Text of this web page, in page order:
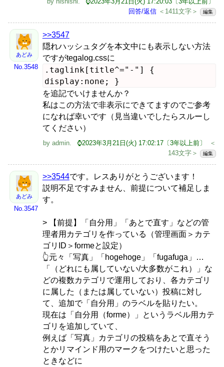
回答/返信 ＜1411文字＞ 編集
あどみ
No.3548
>>3547
隠れハッシュタグを本文中にも表示しない方法
ですがtegalog.cssに
.taglink[title^="-"] {
display:none; }
を追記でいけませんか？
私はこの方法で非表示にできてますのでご参考
になれば幸いです（見当違いでしたらスルーし
てください）
by admin. ⌚2023年3月21日(火) 17:02:17〔3年以上前〕
＜
143文字＞
編集
あどみ
No.3547
>>3544です。レスありがとうございます！
説明不足ですみません、前提について補足しま
す。
> 【前提】「自分用」「あとで直す」などの管
理者用カテゴリを作っている（管理画面＞カテ
ゴリID＞formeと設定）
👆元々「写真」「hogehoge」「fugafuga」…
「（どれにも属していない/大多数がこれ）」な
どの複数カテゴリで運用しており、各カテゴリ
に属した（または属していない）投稿に対し
て、追加で「自分用」のラベルを貼りたい。
現在は「自分用（forme）」というラベル用カテ
ゴリを追加していて、
例えば「写真」カテゴリの投稿をあとで直そう
とかリマインド用のマークをつけたいと思った
ときなどに